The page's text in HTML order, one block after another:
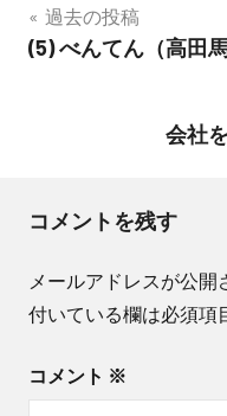
投
稿
ゲ
シ
ン
過去の投稿
(5) べんてん（高田馬
会社
コメントを残す
メールアドレスが公開
付いている欄は必須項
コメント ※